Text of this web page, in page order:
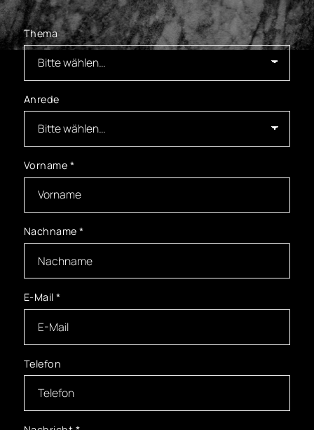
Thema
Anrede
Vorname *
Nachname*
E-Mail*
Telefon